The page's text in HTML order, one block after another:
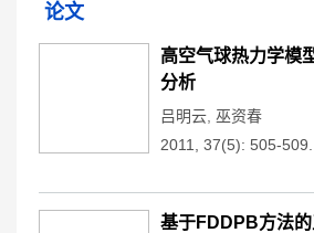
论文
高空气球热力学模
分析
吕明云 巫资春
2011, 37(5): 505-509.
基于FDDPB方法